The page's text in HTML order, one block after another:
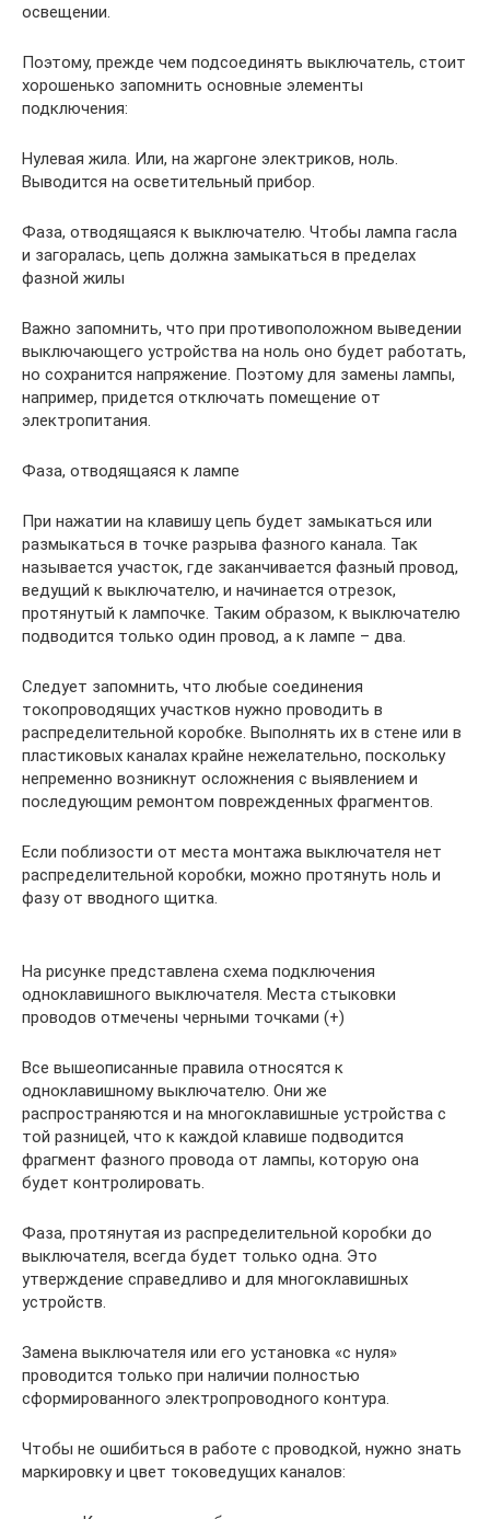
освещении.
Поэтому, прежде чем подсоединять выключатель, стоит
хорошенько запомнить основные элементы
подключения:
Нулевая жила. Или, на жаргоне электриков, ноль.
Выводится на осветительный прибор.
Фаза, отводящаяся к выключателю. Чтобы лампа гасла
и загоралась, цепь должна замыкаться в пределах
фазной жилы
Важно запомнить, что при противоположном выведении
выключающего устройства на ноль оно будет работать,
но сохранится напряжение. Поэтому для замены лампы,
например, придется отключать помещение от
электропитания.
Фаза, отводящаяся к лампе
При нажатии на клавишу цепь будет замыкаться или
размыкаться в точке разрыва фазного канала. Так
называется участок, где заканчивается фазный провод,
ведущий к выключателю, и начинается отрезок,
протянутый к лампочке. Таким образом, к выключателю
подводится только один провод, а к лампе – два.
Следует запомнить, что любые соединения
токопроводящих участков нужно проводить в
распределительной коробке. Выполнять их в стене или в
пластиковых каналах крайне нежелательно, поскольку
непременно возникнут осложнения с выявлением и
последующим ремонтом поврежденных фрагментов.
Если поблизости от места монтажа выключателя нет
распределительной коробки, можно протянуть ноль и
фазу от вводного щитка.
На рисунке представлена схема подключения
одноклавишного выключателя. Места стыковки
проводов отмечены черными точками (+)
Все вышеописанные правила относятся к
одноклавишному выключателю. Они же
распространяются и на многоклавишные устройства с
той разницей, что к каждой клавише подводится
фрагмент фазного провода от лампы, которую она
будет контролировать.
Фаза, протянутая из распределительной коробки до
выключателя, всегда будет только одна. Это
утверждение справедливо и для многоклавишных
устройств.
Замена выключателя или его установка «c нуля»
проводится только при наличии полностью
сформированного электропроводного контура.
Чтобы не ошибиться в работе с проводкой, нужно знать
маркировку и цвет токоведущих каналов: